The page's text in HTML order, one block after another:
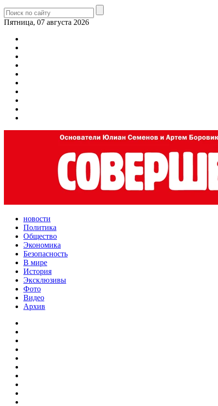
Пятница, 07 августа 2026
новости
Политика
Общество
Экономика
Безопасность
В мире
История
Эксклюзивы
Фото
Видео
Архив